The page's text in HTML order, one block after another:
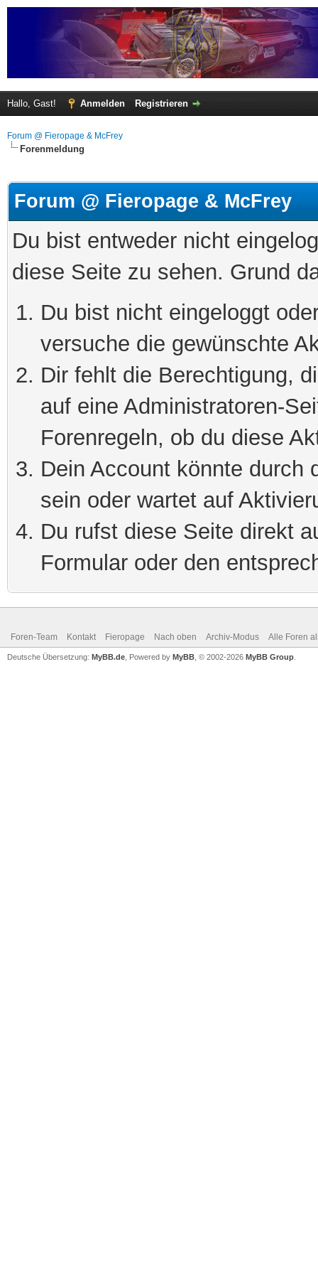
Hallo, Gast! Anmelden Registrieren
Forum @ Fieropage & McFrey
Forenmeldung
Forum @ Fieropage & McFrey
Du bist entweder nicht
diese Seite zu sehen. Grund
Du bist nicht eingeloggt
versuche die gewünschte
Dir fehlt die Berechtigung,
auf eine Administratoren-
Forenregeln, ob du diese
Dein Account könnte durch
sein oder wartet auf
Du rufst diese Seite direkt
Formular oder den
Foren-Team Kontakt Fieropage Nach oben Archiv-Modus Alle Foren
Deutsche Übersetzung: MyBB.de , Powered by MyBB , © 2002-2026 MyBB Group